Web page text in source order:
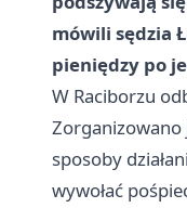
mówili sędzia
pieniędzy po
W Raciborzu
Zorganizowano
sposoby
wywołać